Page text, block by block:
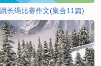
跳长绳比赛作文(集合11篇)